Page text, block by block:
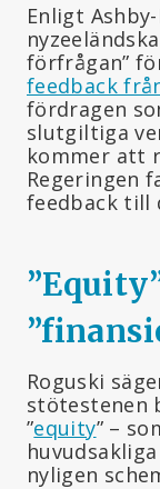
Enligt
förfrågan”
feedback
fördragen
slutgiltiga
kommer att
Regeringen
feedback till
Roguski
stötestenen
”equity” –
nyligen